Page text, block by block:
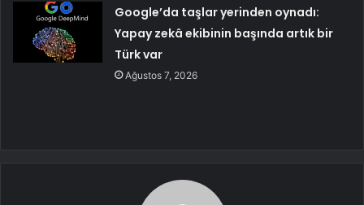
Google’da taşlar yerinden oynadı:
Yapay zekâ ekibinin başında artık bir
Türk var
Ağustos 7, 2026